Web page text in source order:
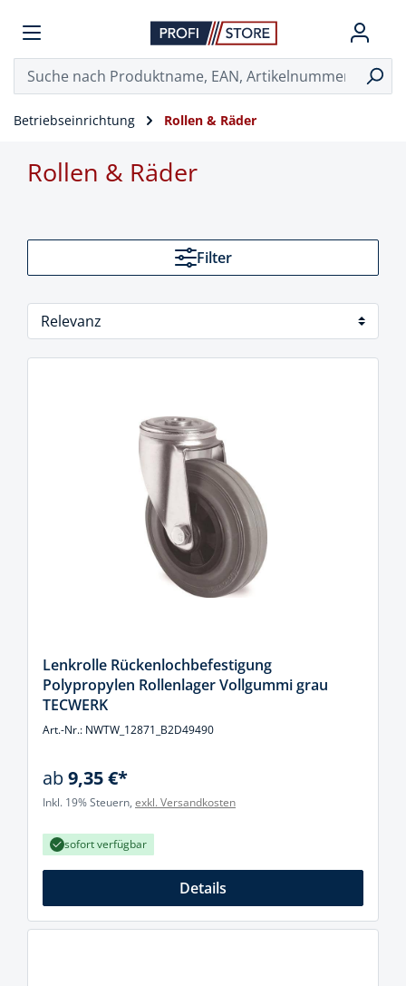
Betriebseinrichtung Rollen & Räder
Rollen & Räder
Filter
Lenkrolle Rückenlochbefestigung
Polypropylen Rollenlager Vollgummi grau
TECWERK
Art.-Nr.: NWTW_12871_B2D49490
ab9,35 €*
Inkl. 19% Steuern, exkl. Versandkosten
sofort verfügbar
Details